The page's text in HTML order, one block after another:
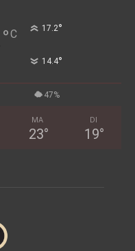
°C 17.2°
14.4°
47%
MA
23°
DI
19°